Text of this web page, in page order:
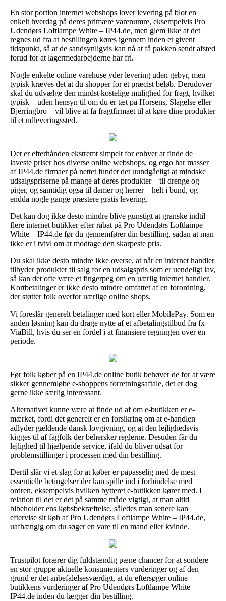
En stor portion internet webshops lover levering på blot en
enkelt hverdag på deres primære varenumre, eksempelvis Pro
Udendørs Loftlampe White – IP44.de, men glem ikke at det
regnes ud fra at bestillingen køres igennem inden et givent
tidspunkt, så at de sandsynligvis kan nå at få pakken sendt afsted
forud for at lagermedarbejderne har fri.
Nogle enkelte online varehuse yder levering uden gebyr, men
typisk kræves det at du shopper for et præcist beløb. Derudover
skal du udvælge den mindst kostelige mulighed for fragt, hvilket
typisk – uden hensyn til om du er tæt på Horsens, Slagelse eller
Bjerringbro – vil blive at få fragtfirmaet til at køre dine produkter
til et udleveringssted.
Det er efterhånden ekstremt simpelt for enhver at finde de
laveste priser hos diverse online webshops, og ergo har masser
af IP44.de firmaer på nettet fundet det uundgåeligt at mindske
udsalgspriserne på mange af deres produkter – til drenge og
piger, og samtidig også til damer og herrer – helt i bund, og
endda nogle gange præstere gratis levering.
Det kan dog ikke desto mindre blive gunstigt at granske indtil
flere internet butikker efter rabat på Pro Udendørs Loftlampe
White – IP44.de før du gennemfører din bestilling, sådan at man
ikke er i tvivl om at modtage den skarpeste pris.
Du skal ikke desto mindre ikke overse, at når en internet handler
tilbyder produkter til salg for en udsalgspris som er uendeligt lav,
så kan det ofte være et fingerpeg om en uærlig internet handler.
Kortbetalinger er ikke desto mindre omfattet af en forordning,
der støtter folk overfor uærlige online shops.
Vi foreslår generelt betalinger med kort eller MobilePay. Som en
anden løsning kan du drage nytte af et afbetalingstilbud fra fx
ViaBill, hvis du ser en fordel i at finansiere regningen over en
periode.
Før folk køber på en IP44.de online butik behøver de for at være
sikker gennemløbe e-shoppens forretningsaftale, det er dog
gerne ikke særlig interessant.
Alternativet kunne være at finde ud af om e-butikken er e-
mærket, fordi det generelt er en forsikring om at e-handlen
adlyder gældende dansk lovgivning, og at den lejlighedsvis
kigges til af fagfolk der behersker reglerne. Desuden får du
lejlighed til hjælpende service, ifald du bliver udsat for
problemstillinger i processen med din bestilling.
Dertil slår vi et slag for at køber er påpasselig med de mest
essentielle betingelser der kan spille ind i forbindelse med
ordren, eksempelvis hvilken bytteret e-butikken kører med. I
relation til det er det på samme måde vigtigt, at man altid
bibeholder ens købsbekræftelse, således man senere kan
eftervise sit køb af Pro Udendørs Loftlampe White – IP44.de,
uafhængig om du søger en vare til en mand eller kvinde.
Trustpilot forærer dig fuldstændig pæne chancer for at sondere
en stor gruppe aktuelle konsumenters vurderinger og af den
grund er det anbefalelsesværdigt, at du eftersøger online
butikkens vurderinger af Pro Udendørs Loftlampe White –
IP44.de inden du lægger din bestilling.